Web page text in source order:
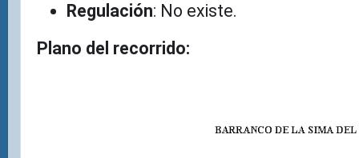
Regulación: No existe.
Plano del recorrido: